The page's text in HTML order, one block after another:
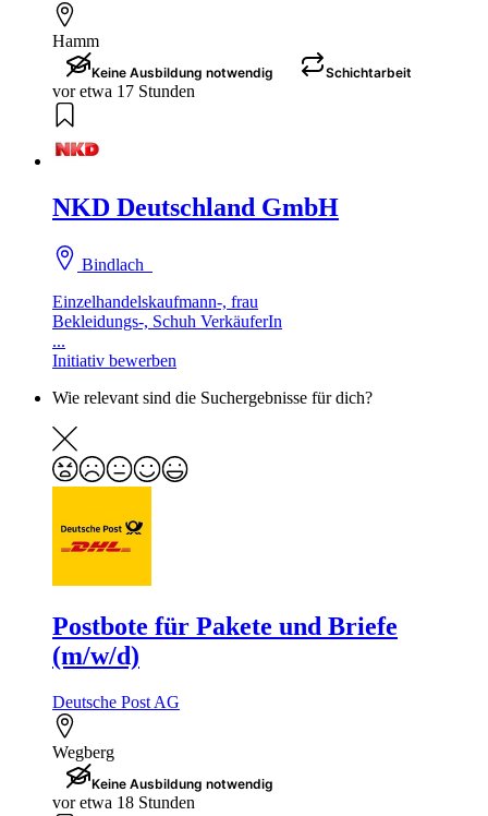
Hamm
Keine Ausbildung notwendig Schichtarbeit
vor etwa 17 Stunden
NKD Deutschland GmbH
Bindlach
Einzelhandelskaufmann-, frau
Bekleidungs-, Schuh VerkäuferIn
...
Initiativ bewerben
Wie relevant sind die Suchergebnisse für dich?
Postbote für Pakete und Briefe
(m/w/d)
Deutsche Post AG
Wegberg
Keine Ausbildung notwendig
vor etwa 18 Stunden